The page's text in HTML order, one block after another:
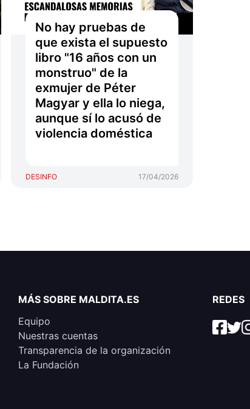
No hay pruebas de
que exista el supuesto
libro "16 años con un
monstruo" de la
exmujer de Péter
Magyar y ella lo niega,
aunque sí lo acusó de
violencia doméstica
DESINFO 17/04/2026
MÁS SOBRE MALDITA.ES
Equipo
Nuestras cuentas
Transparencia de la organización
La Fundación
REDES